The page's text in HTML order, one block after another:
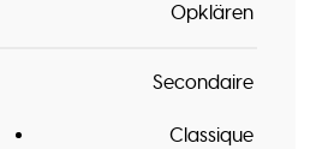
Opklären
Secondaire
Classique